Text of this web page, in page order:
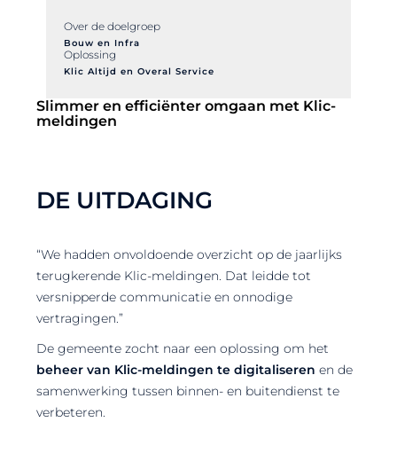
Over de doelgroep
Bouw en Infra
Oplossing
Klic Altijd en Overal Service
Slimmer en efficiënter omgaan met Klic-
meldingen
DE UITDAGING
“We hadden onvoldoende overzicht op de jaarlijks
terugkerende Klic-meldingen. Dat leidde tot
versnipperde communicatie en onnodige
vertragingen.”
De gemeente zocht naar een oplossing om het
beheer van Klic-meldingen te digitaliseren en de
samenwerking tussen binnen- en buitendienst te
verbeteren.